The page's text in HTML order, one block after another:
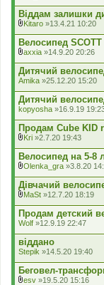
к
л
а
д
е
н
н
я
Віддам залишки
к
л
а
д
е
н
н
я
Kitaro »13.4.21 10:20
Велосипед
к
л
а
д
е
н
н
я
axxia »14.9.20 20:26
Дитячий
Amika »25.12.20 15:20
Дитячий
kopyosha »16.9.19
Продам Cube KID
к
л
а
д
е
н
н
я
Kri »2.7.20 19:43
Велосипед на 5-8
к
л
а
д
е
н
н
я
Olenka_gra »3.8.20
Дівчачий
к
л
а
д
е
н
н
я
MaSt »12.7.20 18:19
Продам детский
Wolf »12.9.19 22:47
віддано
Stepik »14.5.20 19:40
Беговел-
esv »19.5.20 15:16